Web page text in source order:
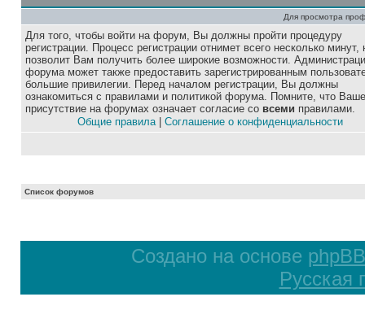
Для просмотра
Для того, чтобы войти на форум, Вы должны пройти процедуру
регистрации. Процесс регистрации отнимет всего несколько минут,
позволит Вам получить более широкие возможности.
форума может также предоставить зарегистрированным
большие привилегии. Перед началом регистрации, Вы должны
ознакомиться с правилами и политикой форума. Помните, что Ваше
присутствие на форумах означает согласие со всеми правилами.
Общие правила| Соглашение о конфиденциальности
Список форумов
Создано на основе phpBB
Русская